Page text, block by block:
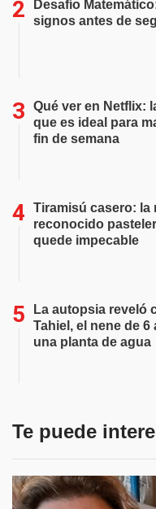
Desafío
signos antes de
Qué ver en Netflix:
que es ideal para
fin de semana
Tiramisú casero: la
reconocido
quede impecable
La autopsia reveló
Tahiel, el nene de
una planta de agua
Te puede